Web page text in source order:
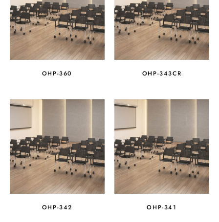
OHP-360 OHP-343CR
OHP-342 OHP-341